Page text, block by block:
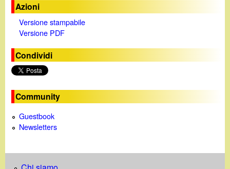
Azioni
Versione stampabile
Versione PDF
Condividi
Community
Guestbook
Newsletters